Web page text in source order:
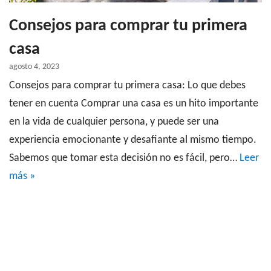
Consejos para comprar tu primera
casa
agosto 4, 2023
Consejos para comprar tu primera casa: Lo que debes
tener en cuenta Comprar una casa es un hito importante
en la vida de cualquier persona, y puede ser una
experiencia emocionante y desafiante al mismo tiempo.
Sabemos que tomar esta decisión no es fácil, pero… Leer
más »